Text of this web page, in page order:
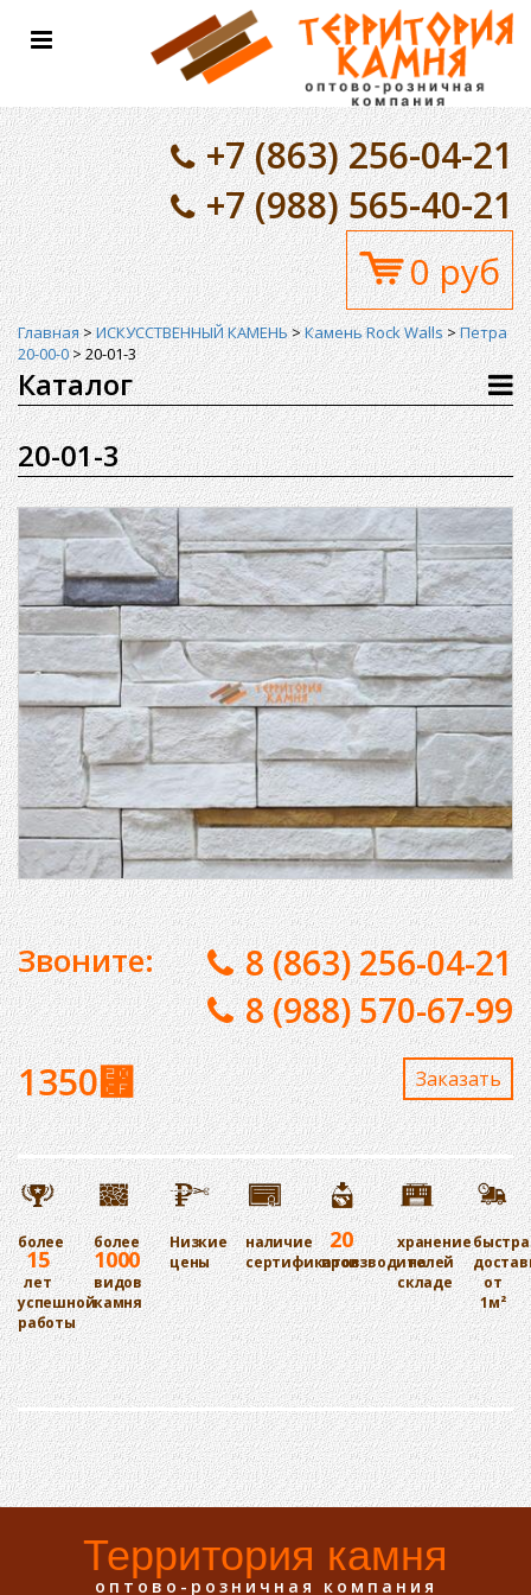
Toggle
+7 (863) 256-04-21
+7 (988) 565-40-21
0 руб
Главная>ИСКУССТВЕННЫЙ КАМЕНЬ>Камень Rock Walls>Петра
20-00-0>20-01-3
Каталог
20-01-3
Звоните:
8 (863) 256-04-21
8 (988) 570-67-99
1350⃏ Заказaть
более
15
лет
успешной
работы
более
1000
видов
камня
Низкие
цены
наличие
сертификатов
20
производителей
хранение
на
складе
от
1м²
Территория камня
оптово-розничная компания